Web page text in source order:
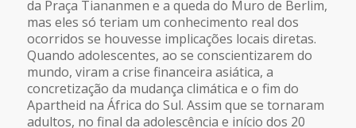
da Praça Tiananmen e a queda do Muro de Berlim,
mas eles só teriam um conhecimento real dos
ocorridos se houvesse implicações locais diretas.
Quando adolescentes, ao se conscientizarem do
mundo, viram a crise financeira asiática, a
concretização da mudança climática e o fim do
Apartheid na África do Sul. Assim que se tornaram
adultos, no final da adolescência e início dos 20